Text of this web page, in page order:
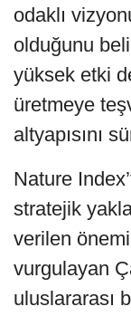
odaklı
olduğunu
yüksek etki
üretmeye
altyapısını
Nature
stratejik
verilen
vurgulayan
uluslararası